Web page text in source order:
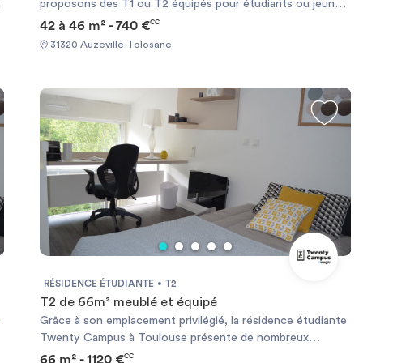
proposons des T1 ou T2 équipés pour étudiants ou jeunes
actifs de moins de 30ans à Auzeville Tolosane, à proximité
des écoles
42 à 46 m² - 740 €CC
31320 Auzeville-Tolosane
RÉSIDENCE ÉTUDIANTE T2
T2 de 66m² meublé et équipé
Grâce à son emplacement privilégié, la résidence étudiante
Twenty Campus à Toulouse présente de nombreux
avantages pour les étudiants. Idéalement située à côté du
66 m² - 1120 €CC